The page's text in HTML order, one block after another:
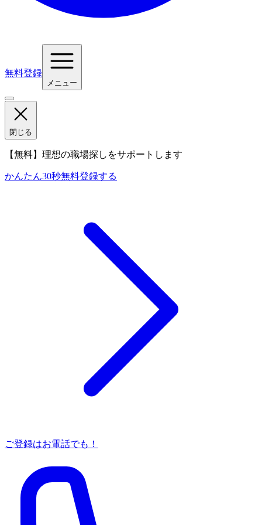
無料登録
メニュー
閉じる
【無料】理想の職場探しをサポートします
かんたん30秒無料登録する
ご登録はお電話でも！